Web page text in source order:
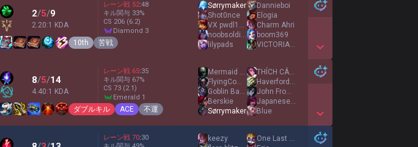
2/5/9
2.20:1 KDA
レーン戦 52:48
キル関与 33%
CS 206 (6.2)
diamond 3
10th 苦戦
Sørrymaker
Shot0nce
VX pwdl1698
noobsoldier611
lilypads
Dannieboi
Elogia
Charm Ahri
boom369
VICTORIA SECRETS
Show More Detail Games
8/5/14
4.40:1 KDA
レーン戦 65:35
キル関与 67%
CS 73 (2.1)
emerald 1
ダブルキル ACE 不運
Mermaid Man
FlyingCows126
Goblin Barndon
Berskie
Sørrymaker
THÍCH CÂN 5
Haverford40K
John From Retail
JapaneseApple
Blue
Show More Detail Games
レーン戦 70:30
keezy
One Last Walk